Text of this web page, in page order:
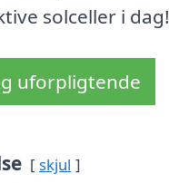
solceller i dag!
uforpligtende
skjul